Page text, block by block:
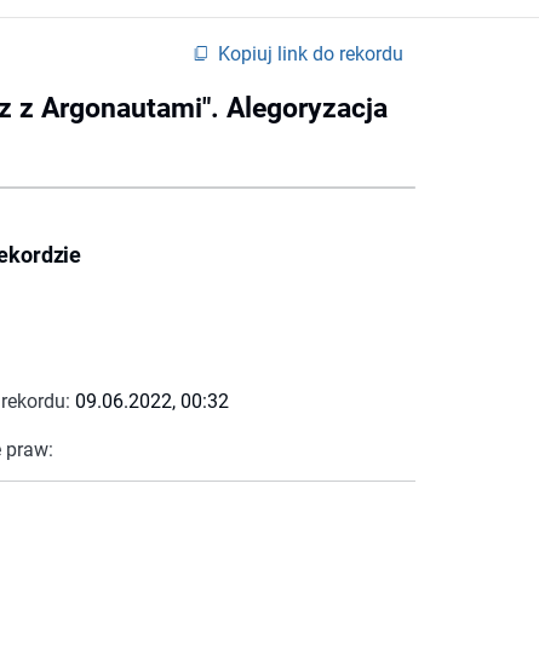
Kopiuj link do rekordu
z Argonautami". Alegoryzacja
09.06.2022, 00:32
praw: